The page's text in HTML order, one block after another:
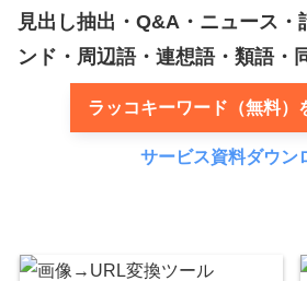
見出し抽出・Q&A・ニュース・
ンド・周辺語・連想語・類語・
ラッコキーワード（無料）
サービス資料ダウン